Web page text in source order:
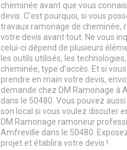
cheminée avant que vous
devis. C’est pourquoi, si vous
travaux ramonage de cheminée,
votre devis avant tout. Ne vous
celui-ci dépend de plusieurs
les outils utilisés, les
cheminée, type d’accès. Et si
prendre en main votre devis,
demande chez DM Ramonage à
dans le 50480. Vous pouvez
son local si vous voulez discuter
DM Ramonage ramoneur
Amfreville dans le 50480.
projet et établira votre devis !